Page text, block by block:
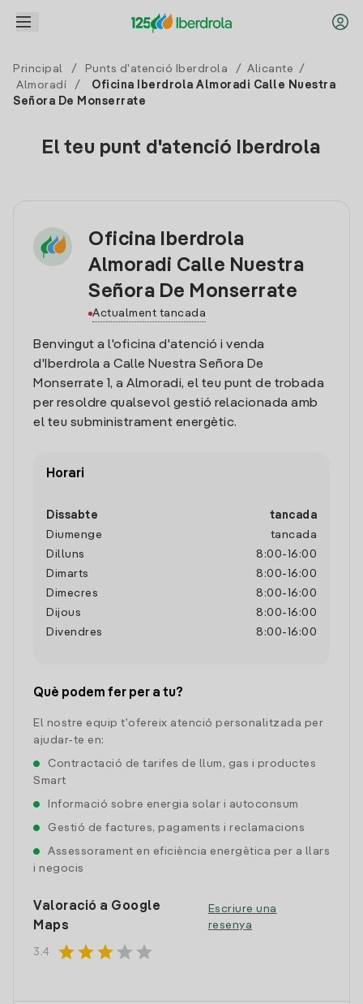
Principal / Punts d'atenció Iberdrola / Alicante
/
Almoradí
/
Oficina Iberdrola Almoradi Calle Nuestra
Señora De Monserrate
El teu punt d'atenció Iberdrola
Oficina Iberdrola
Almoradi Calle Nuestra
Señora De Monserrate
Actualment tancada
Benvingut a l'oficina d'atenció i venda
d'Iberdrola a Calle Nuestra Señora De
Monserrate 1, a Almoradi, el teu punt de trobada
per resoldre qualsevol gestió relacionada amb
el teu subministrament energètic.
Horari
Dissabte
tancada
Diumenge
tancada
Dilluns
8:00- 16:00
Dimarts
8:00- 16:00
Dimecres
8:00- 16:00
Dijous
8:00- 16:00
Divendres
8:00- 16:00
Què podem fer per a tu?
El nostre equip t'ofereix atenció personalitzada per
ajudar-te en:
Contractació de tarifes de llum, gas i productes
Smart
Informació sobre energia solar i autoconsum
Gestió de factures, pagaments i reclamacions
Assessorament en eficiència energètica per a llars
i negocis
Valoració a Google
Maps
3.4 starstarstar star star
Escriure una
resenya